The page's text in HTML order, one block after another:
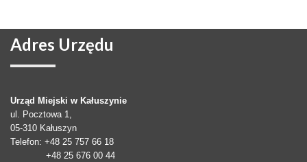
Adres Urzędu
Urząd Miejski w Kałuszynie
ul. Pocztowa 1,
05-310 Kałuszyn
Telefon: +48 25 757 66 18
+48 25 676 00 44